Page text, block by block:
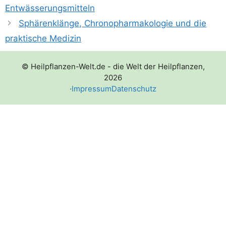
Entwässerungsmitteln
Sphärenklänge, Chronopharmakologie und die
praktische Medizin
© Heilpflanzen-Welt.de - die Welt der Heilpflanzen,
2026
·ImpressumDatenschutz